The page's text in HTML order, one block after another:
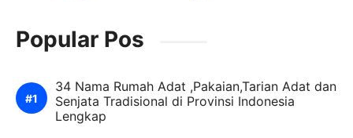
Popular Pos
34 Nama Rumah Adat ,Pakaian,Tarian Adat dan
Senjata Tradisional di Provinsi Indonesia
Lengkap